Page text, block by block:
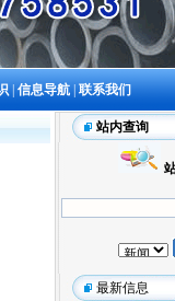
|信息导航 |联系我们
站内查询
最新